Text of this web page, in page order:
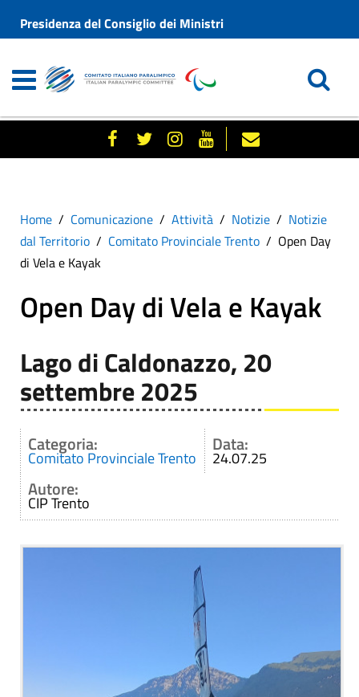
Presidenza del Consiglio dei Ministri
Home Comunicazione Attività Notizie
Notizie
dal Territorio
Comitato Provinciale Trento
Open Day
di Vela e Kayak
Open Day di Vela e Kayak
Lago di Caldonazzo, 20
settembre 2025
Categoria:
Comitato Provinciale Trento
Data:
24.07.25
Autore:
CIP Trento